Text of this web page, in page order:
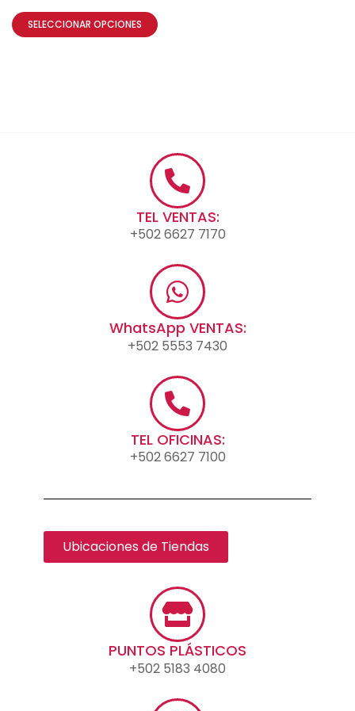
SELECCIONAR OPCIONES
TEL VENTAS:
+502 6627 7170
WhatsApp VENTAS:
+502 5553 7430
TEL OFICINAS:
+502 6627 7100
Ubicaciones de Tiendas
PUNTOS PLÁSTICOS
+502 5183 4080